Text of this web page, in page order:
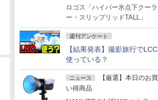
ロゴス「ハイパー氷点下クーラ
ー・スリップリッドTALL」
週刊アンケート
【結果発表】撮影旅行でLCC
使っている？
ニュース
【厳選】本日のお買
い得商品